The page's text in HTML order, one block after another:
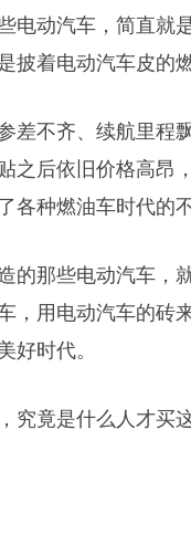
电动汽车，简直就
披着电动汽车皮的
差不齐、续航里程
之后依旧价格高昂
各种燃油车时代的
的那些电动汽车，
，用电动汽车的砖
好时代。
究竟是什么人才买